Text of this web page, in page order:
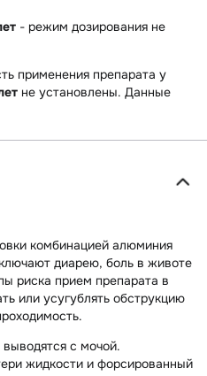
- режим дозирования не
применения препарата у
не установлены. Данные
комбинацией алюминия
диарею, боль в животе
риска прием препарата в
или усугублять обструкцию
с мочой.
жидкости и форсированный